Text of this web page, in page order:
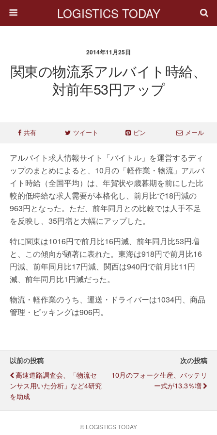
LOGISTICS TODAY
2014年11月25日
関東の物流系アルバイト時給、
対前年53円アップ
共有 ツイート ピン メール
アルバイト求人情報サイト「バイトル」を運営するディ
ップのまとめによると、10月の「軽作業・物流」アルバ
イト時給（全国平均）は、年賀状や歳暮期を前にした比
較的低時給な求人需要が本格化し、前月比で18円減の
963円となった。ただ、前年同月との比較では人手不足
を反映し、35円増と大幅にアップした。
特に関東は1016円で前月比16円減、前年同月比53円増
と、この傾向が顕著に表れた。東海は918円で前月比16
円減、前年同月比17円減、関西は940円で前月比11円
減、前年同月比1円減だった。
物流・軽作業のうち、運送・ドライバーは1034円、商品
管理・ピッキングは906円。
以前の投稿
高速道路調査会、「物流セ
ンサス用いた分析」など4研究
を助成
次の投稿
10月のフォーク生産、バッテリ
ー式が13.3％増
© LOGISTICS TODAY